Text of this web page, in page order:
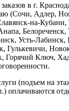
в г.
(Сочи, Адлер,
на-Кубани,
Белореченск,
Усть-Лабинск,
Гулькевичи,
Горячий Ключ,
(подъем на
оплачиваются